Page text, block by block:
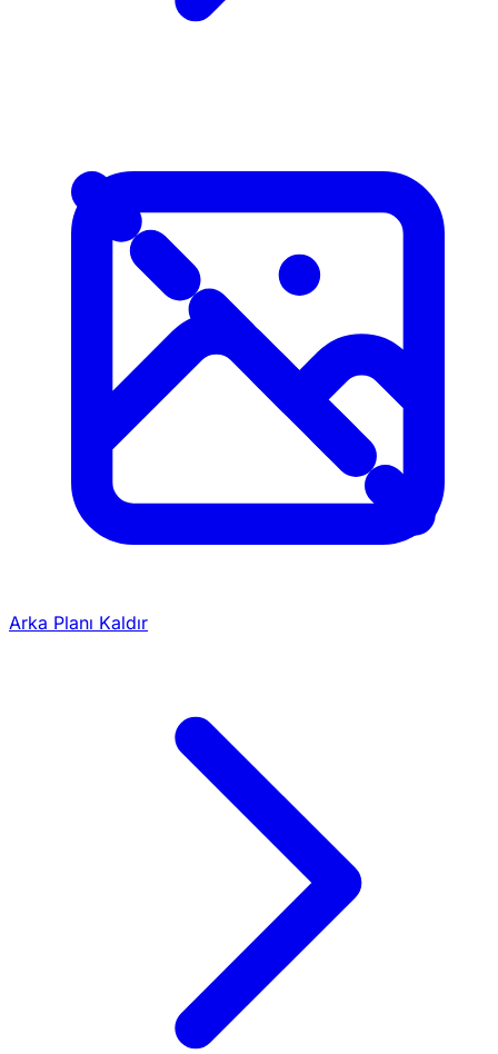
Arka Planı Kaldır